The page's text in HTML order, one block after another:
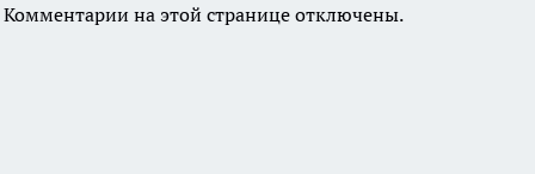
Комментарии на этой странице отключены.